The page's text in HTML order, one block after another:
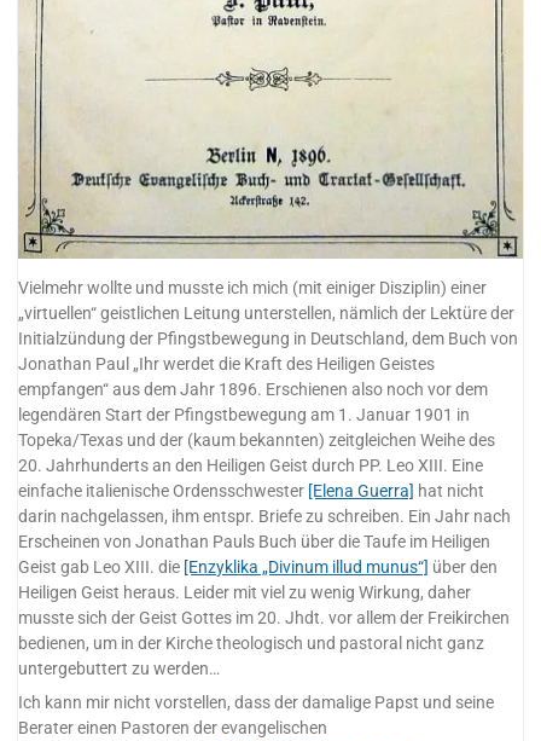
Vielmehr wollte und musste ich mich (mit einiger Disziplin) einer
„virtuellen“ geistlichen Leitung unterstellen, nämlich der Lektüre der
Initialzündung der Pfingstbewegung in Deutschland, dem Buch von
Jonathan Paul „Ihr werdet die Kraft des Heiligen Geistes
empfangen“ aus dem Jahr 1896. Erschienen also noch vor dem
legendären Start der Pfingstbewegung am 1. Januar 1901 in
Topeka/Texas und der (kaum bekannten) zeitgleichen Weihe des
20. Jahrhunderts an den Heiligen Geist durch PP. Leo XIII. Eine
einfache italienische Ordensschwester [Elena Guerra] hat nicht
darin nachgelassen, ihm entspr. Briefe zu schreiben. Ein Jahr nach
Erscheinen von Jonathan Pauls Buch über die Taufe im Heiligen
Geist gab Leo XIII. die [Enzyklika „Divinum illud munus“] über den
Heiligen Geist heraus. Leider mit viel zu wenig Wirkung, daher
musste sich der Geist Gottes im 20. Jhdt. vor allem der Freikirchen
bedienen, um in der Kirche theologisch und pastoral nicht ganz
untergebuttert zu werden…
Ich kann mir nicht vorstellen, dass der damalige Papst und seine
Berater einen Pastoren der evangelischen